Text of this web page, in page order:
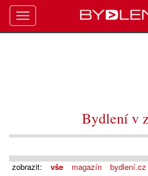
Bydlení v
zobrazit: vše magazín
Toggle
navigation